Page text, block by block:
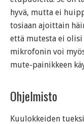
hyvä, mutta ei
tosiaan ajoittain
että mutesta ei olisi
mikrofonin voi
mute-painikkeen
Ohjelmisto
Kuulokkeiden